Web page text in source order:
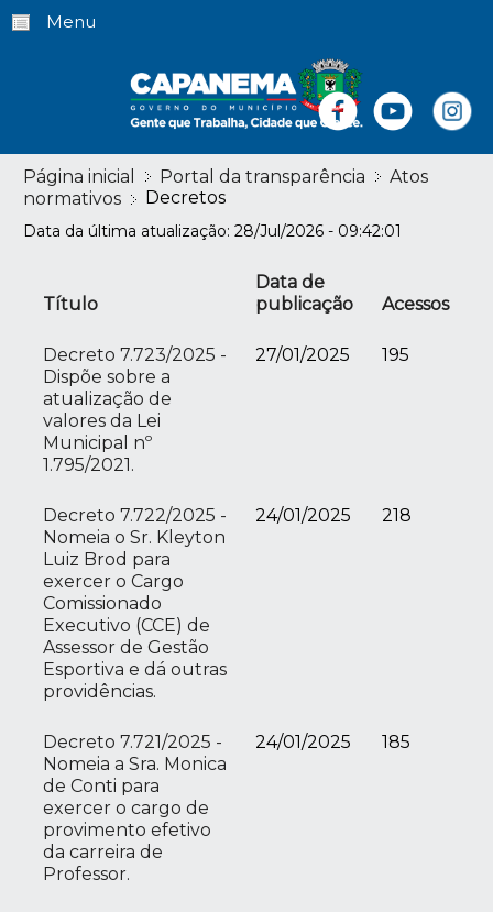
Menu
Página inicial Portal da transparência
Atos
normativos
Decretos
Data da última atualização: 28/Jul/2026 - 09:42:01
Título
Data de
publicação
Acessos
Decreto 7.723/2025 -
Dispõe sobre a
atualização de
valores da Lei
Municipal nº
1.795/2021.
27/01/2025 195
Decreto 7.722/2025 -
Nomeia o Sr. Kleyton
Luiz Brod para
exercer o Cargo
Comissionado
Executivo (CCE) de
Assessor de Gestão
Esportiva e dá outras
providências.
24/01/2025 218
Decreto 7.721/2025 -
Nomeia a Sra. Monica
de Conti para
exercer o cargo de
provimento efetivo
da carreira de
Professor.
24/01/2025 185